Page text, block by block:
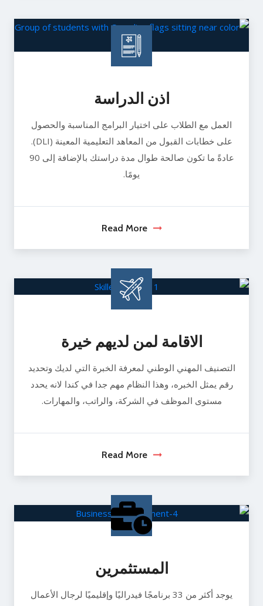
اذن الدراسة
العمل مع الطلاب على اختيار البرامج المناسبة والحصول
على خطابات القبول من المعاهد التعليمية المعينة (DLI).
عادةً ما تكون صالحة طوال مدة دراستك بالإضافة إلى 90
يومًا.
Read More
الاقامة لمن لديهم خيرة
التصنيف المهني الوطني لمعرفة الخبرة التي لديك وتحديد
رقم يمثل الخبره، وهذا النظام مهم جدا في كندا لانه يحدد
مستوى الموظف في الشركة، والراتب، والمهارات.
Read More
المستثمرين
يوجد أكثر من 33 برنامجًا فيدراليًا وإقليميًا لرجال الأعمال